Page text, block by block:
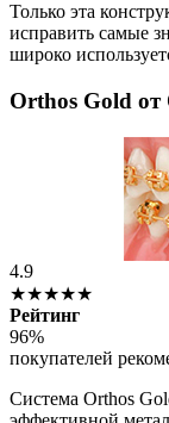
Только эта
исправить самые
широко
Orthos Gold от
4.9
★★★★★
Рейтинг
96%
покупателей
Система Orthos